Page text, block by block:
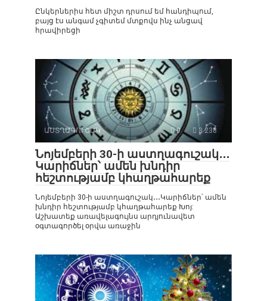
Ընկերներիս հետ միշտ դրսում եմ հանդիպում,
բայց էս անգամ չգիտեմ մտքովս ինչ անցավ
հրավիրեցի
ԱՍՏՂԱԳՈՒՇԱԿ 0 3 238
Նոյեմբերի 30-ի աստղագուշակ․․․
Կարիճներ՝ ամեն խնդիր
հեշտությամբ կհաղթահարեք
Նոյեմբերի 30-ի աստղագուշակ․․․Կարիճներ՝ ամեն
խնդիր հեշտությամբ կհաղթահարեք Խոյ:
Աշխատեք առավելագույնս արդյունավետ
օգտագործել օրվա առաջին